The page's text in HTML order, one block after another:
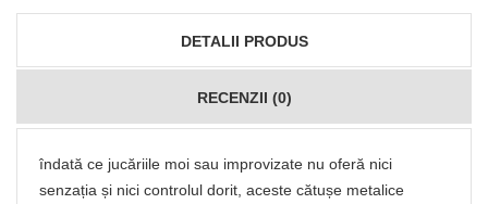
DETALII PRODUS
RECENZII (0)
îndată ce jucăriile moi sau improvizate nu oferă nici
senzația și nici controlul dorit, aceste cătușe metalice